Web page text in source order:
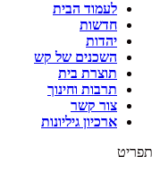
לעמוד הבית
חדשות
יהדות
השכנים של קש
תוצרת בית
תרבות וחינוך
צור קשר
ארכיון גיליונות
תפריט